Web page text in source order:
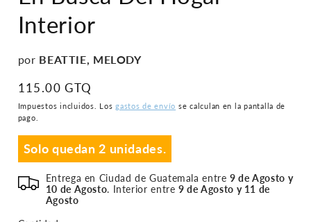
una
ventana
Interior
por BEATTIE, MELODY
Precio
habitual
115.00 GTQ
Impuestos incluidos. Losgastos de envío se calculan en la pantalla de
pago.
Solo quedan 2 unidades.
Entrega en Ciudad de Guatemala entre9 de Agosto y
10 de Agosto. Interior entre9 de Agosto y 11 de
Agosto